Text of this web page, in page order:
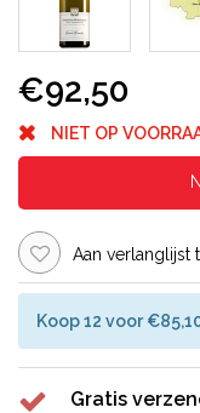
€92,50
NIET OP
Aan verlanglijst
Koop 12 voor
Gratis